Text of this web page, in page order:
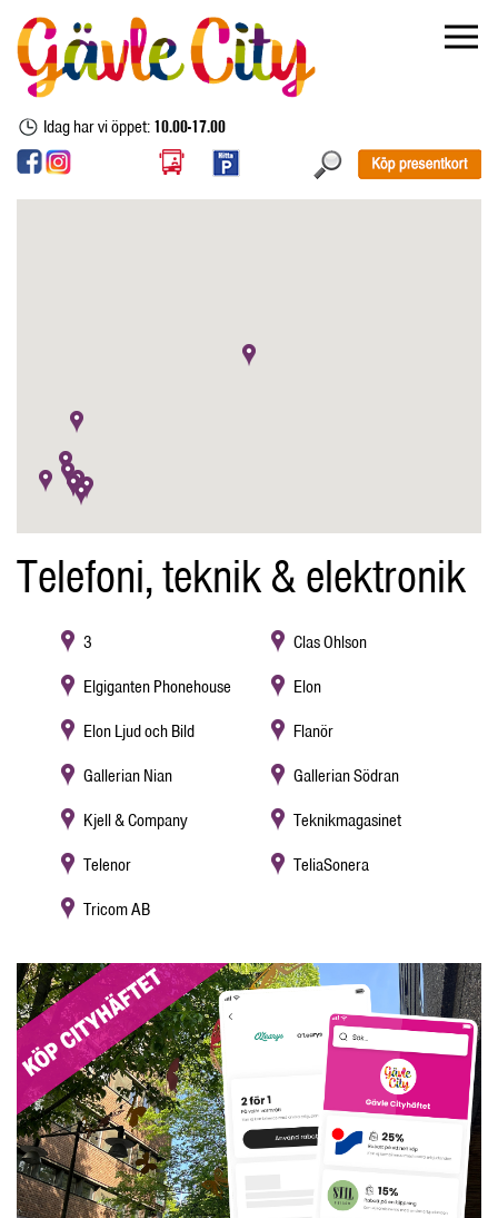
Idag har vi öppet:10.00-17.00
Telefoni, teknik & elektronik
3
Clas Ohlson
Elgiganten Phonehouse
Elon
Elon Ljud och Bild
Flanör
Gallerian Nian
Gallerian Södran
Kjell & Company
Teknikmagasinet
Telenor
TeliaSonera
Tricom AB